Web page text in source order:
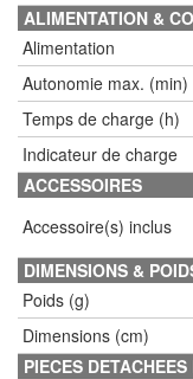
ALIMENTATION &
Alimentation
Autonomie max. (min)
Temps de charge (h)
Indicateur de charge
ACCESSOIRES
Accessoire(s) inclus
DIMENSIONS &
Poids (g)
Dimensions (cm)
PIECES